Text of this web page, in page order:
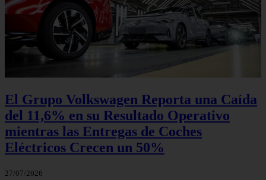
El Grupo Volkswagen Reporta una Caída
del 11,6% en su Resultado Operativo
mientras las Entregas de Coches
Eléctricos Crecen un 50%
27/07/2026